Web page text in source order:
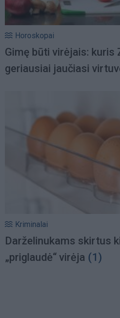
Horoskopai
Gimę būti virėjais: kuris
geriausiai jaučiasi
Kriminalai
Darželinukams skirtus
„priglaudė“ virėja (1)